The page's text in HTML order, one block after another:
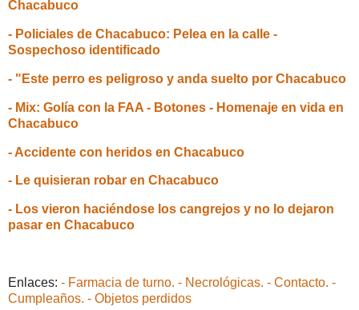
Chacabuco
- Policiales de Chacabuco: Pelea en la calle -
Sospechoso identificado
- "Este perro es peligroso y anda suelto por Chacabuco
- Mix: Golía con la FAA - Botones - Homenaje en vida en
Chacabuco
- Accidente con heridos en Chacabuco
- Le quisieran robar en Chacabuco
- Los vieron haciéndose los cangrejos y no lo dejaron
pasar en Chacabuco
Enlaces: - Farmacia de turno. - Necrológicas. - Contacto. -
Cumpleaños. - Objetos perdidos